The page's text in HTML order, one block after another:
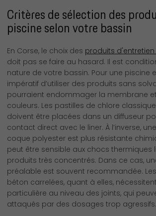
Critères de sélection des
piscine selon votre bassin
En Corse, le choix des produits
doit pas se faire au hasard. Il est
nature de votre bassin. Pour une piscine
impératif d’utiliser des produits sans
pourraient endommager la membrane
couleurs. Les pastilles de chlore
doivent être placées dans un diffuseur
contact direct avec le liner. À l’inverse,
coque polyester est plus résistante
peut être sensible aux chocs thermiques
produits très concentrés. Dans ce cas,
préalable est souvent recommandée.
béton carrelées, quant à elles,
particulière au niveau des joints, qui
attaqués par des dosages trop agressifs.